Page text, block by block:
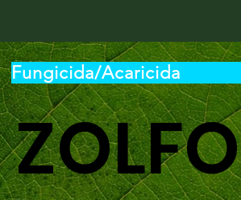
ZOLFO
Fungicida/Acaricida